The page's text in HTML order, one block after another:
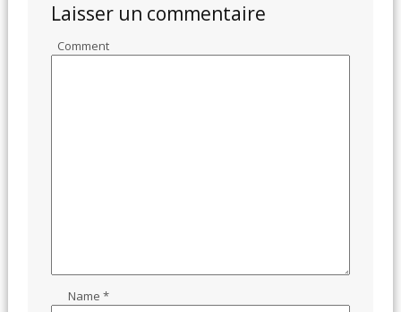
Laisser un commentaire
Comment
Name*